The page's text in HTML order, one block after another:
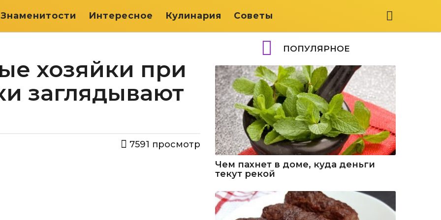
Знаменитости Интересное Кулинария Советы
хозяйки при
заглядывают
7591 просмотр
ПОПУЛЯРНОЕ
Чем пахнет в доме, куда деньги
текут рекой